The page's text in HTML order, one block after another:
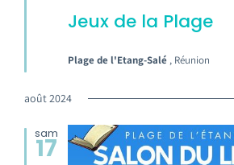
Jeux de la Plage
Plage de l'Etang-Salé , Réunion
août 2024
sam
17